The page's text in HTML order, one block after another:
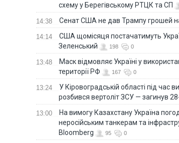
схему у Берегівському РТЦК та СП
14:38 Сенат США не дав Трампу грошей на
14:14
США щомісяця постачатимуть
Зеленський
198 0
13:48
Маск відмовляє Україні у
території РФ
167 0
13:24
У Кіровоградській області під час
розбився вертоліт ЗСУ — загинув 28-
13:00
На вимогу Казахстану Україна
неросійським танкерам та
Bloomberg
95 0